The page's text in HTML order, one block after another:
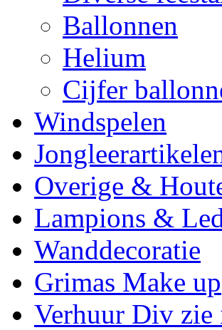
Ballonnen
Helium
Cijfer
Windspelen
Overige &
Lampions &
Wanddecoratie
Grimas Make up
Verhuur Div zie